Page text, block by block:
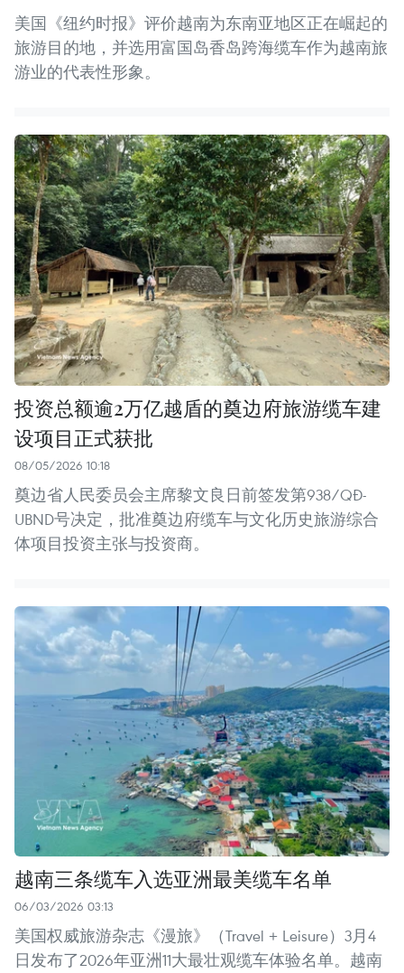
美国《纽约时报》评价越南为东南亚地区正在崛起的
旅游目的地，并选用富国岛香岛跨海缆车作为越南旅
游业的代表性形象。
投资总额逾2万亿越盾的奠边府旅游缆车建
设项目正式获批
08/05/2026 10:18
奠边省人民委员会主席黎文良日前签发第938/QĐ-
UBND号决定，批准奠边府缆车与文化历史旅游综合
体项目投资主张与投资商。
越南三条缆车入选亚洲最美缆车名单
06/03/2026 03:13
美国权威旅游杂志《漫旅》（Travel + Leisure）3月4
日发布了2026年亚洲11大最壮观缆车体验名单。越南